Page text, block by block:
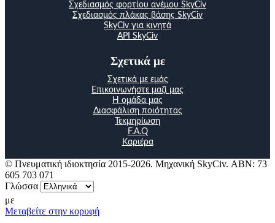
Σχεδιασμός φορτίου ανέμου SkyCiv
Σχεδιασμός πλάκας βάσης SkyCiv
SkyCiv για κινητά
API SkyCiv
Σχετικά με
Σχετικά με εμάς
Επικοινωνήστε μαζί μας
Η ομάδα μας
Διασφάλιση ποιότητας
Τεκμηρίωση
F.A.Q
Καριέρα
© Πνευματική ιδιοκτησία 2015-2026. Μηχανική SkyCiv. ΑΒΝ: 73
605 703 071
Γλώσσα
με
Μεταβείτε στην κορυφή